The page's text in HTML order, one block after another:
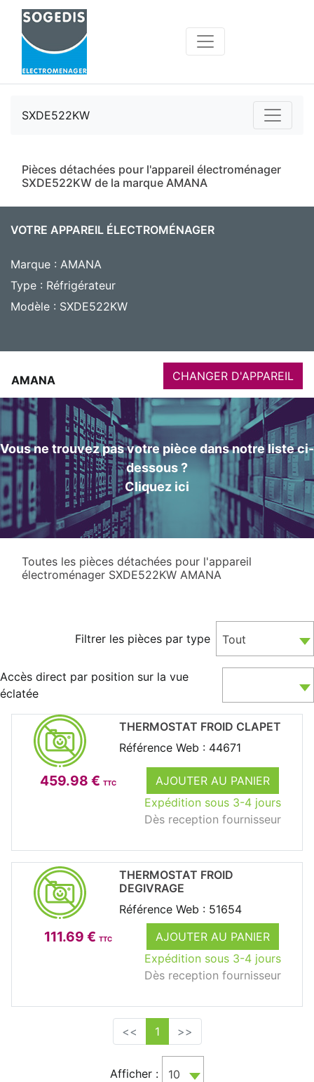
SXDE522KW
Pièces détachées pour l'appareil électroménager
SXDE522KW de la marque AMANA
VOTRE APPAREIL ÉLECTROMÉNAGER
Marque : AMANA
Type : Réfrigérateur
Modèle : SXDE522KW
AMANA CHANGER D'APPAREIL
Vous ne trouvez pas votre pièce dans notre liste ci-
dessous ?
Cliquez ici
Toutes les pièces détachées pour l'appareil
électroménager SXDE522KW AMANA
Filtrer les pièces par type Tout
Accès direct par position sur la vue
éclatée
459.98 € TTC
AJOUTER AU PANIER
Expédition sous 3-4 jours
Dès reception fournisseur
THERMOSTAT FROID CLAPET
Référence Web : 44671
111.69 € TTC
AJOUTER AU PANIER
Expédition sous 3-4 jours
Dès reception fournisseur
THERMOSTAT FROID
DEGIVRAGE
Référence Web : 51654
<< 1 >>
Afficher : 10